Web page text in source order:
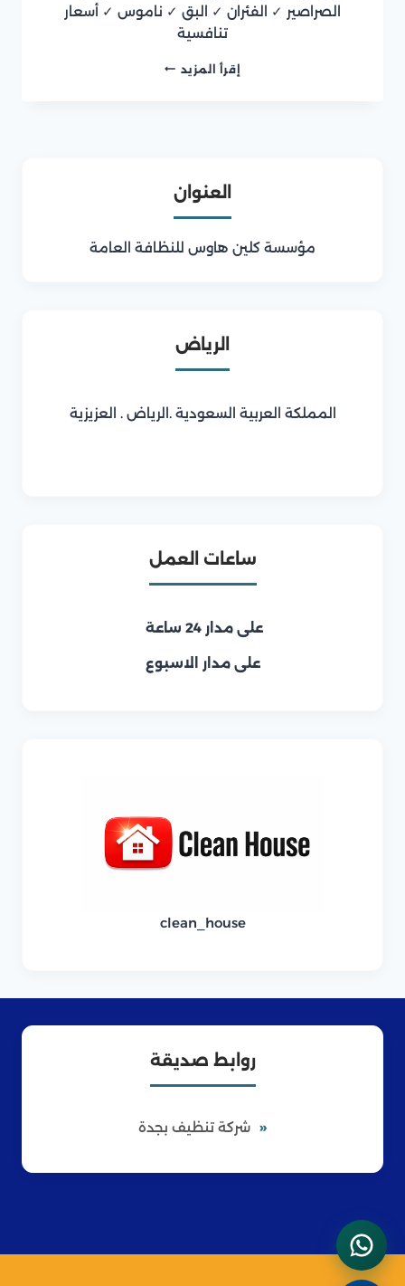
الصراصير ✓ الفئران ✓ البق ✓ ناموس ✓ أسعار
تنافسية
إقرأ المزيد شركة
العنوان
مؤسسة كلين هاوس للنظافة العامة
الرياض
المملكة العربية السعودية .الرياض . العزيزية
ساعات العمل
على مدار 24 ساعة
على مدار الاسبوع
clean_house
روابط صديقة
شركة تنظيف بجدة